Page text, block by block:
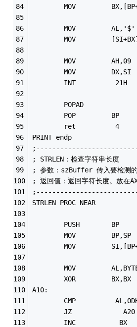
MOV
        MOV         AL,'$'
MOV
MOV         AH,09
        MOV         DX,SI
        INT          21H
        POPAD
        POP         BP
        ret          4
PRINT endp
; STRLEN：检查字符串长度
; 参数：szBuffer 传入要检测的
; 返回值：返回字符长度。放在
STRLEN PROC NEAR
        PUSH        BP
        MOV         BP,SP
MOV
MOV
        XOR         BX,BX
A10:
CMP
        JZ             A20
        INC           BX